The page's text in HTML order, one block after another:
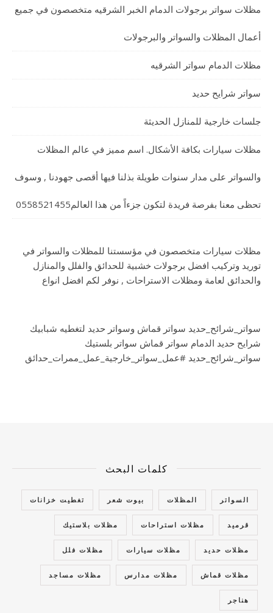
مظلات سواتر برجولات الدمام الخبر الشرقيه متخصصون في جميع
أعمال المظلات والسواتر والبرجولات
مظلات الدمام سواتر الشرقيه
سواتر شرايح حديد
جلسات خارجية للمنازل الحديثة
مظلات سيارات بكافة الأشكال. اسم مميز في عالم المظلات
والسواتر على مدار سنوات طويلة بذلنا فيها أقصى جهودنا , وسوف
تحظى معنا بفرصة فريدة لتكون جزءاً من هذا العالم0558521455
مظلات سيارات متخصصون في مؤسستنا للمظلات والسواتر في
توريد وتركيب افضل برجولات خشبية للحدائق والفلل والمنازل
والحدائق لعامة ومظلات الاستراحات , نوفر لكم افضل انواع
سواتر_شرائح_حديد سواتر قماش وسواتر حديد لتغطيه شبابيك
شرايح حديد الدمام سواتر قماش سواتر بلستيك
سواتر_شرائح_حديد #عمل_سواتر_خارجية_عمل_ممرات_حدائق
كلمات البحث
السواتر المظلات بيوت شعر تغطيت خزانات
قرميد مظلات استراحات مظلات بلاستيك
مظلات حديد مظلات سيارات مظلات فلل
مظلات قماش مظلات مدارس مظلات مساجد
هناجر